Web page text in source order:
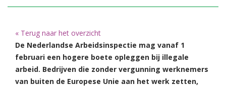
« Terug naar het overzicht
De Nederlandse Arbeidsinspectie mag vanaf 1
februari een hogere boete opleggen bij illegale
arbeid. Bedrijven die zonder vergunning werknemers
van buiten de Europese Unie aan het werk zetten,